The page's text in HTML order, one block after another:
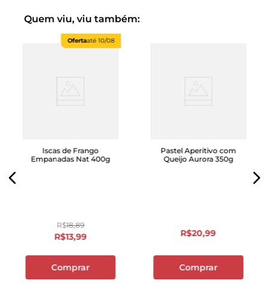
Quem viu, viu também:
Ofertaaté10/08
Iscas de Frango
Empanadas Nat 400g
R$18,89
R$13,99
Comprar
Pastel Aperitivo com
Queijo Aurora 350g
R$20,99
Comprar